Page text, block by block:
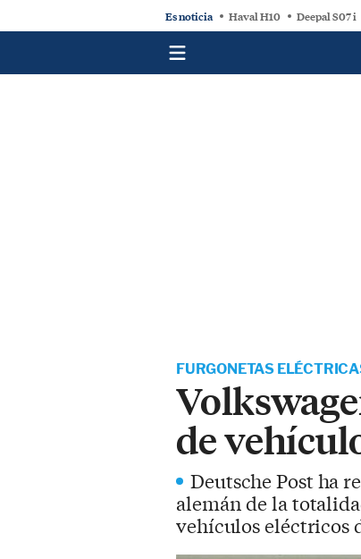
Es noticia Haval H10 Deepal S07 i
FURGONETAS
de
Deutsche Post ha
alemán de la
vehículos eléctricos